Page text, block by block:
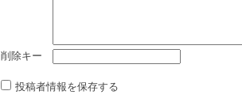
削除キー
投稿者情報を保存する